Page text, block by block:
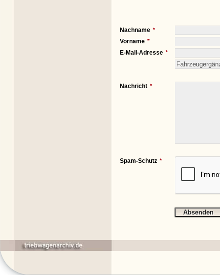
Nachname
Vorname
E-Mail-Adresse
Nachricht
Spam-Schutz